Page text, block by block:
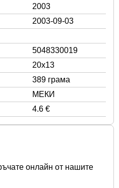
2003
2003-09-03
5048330019
20x13
389 грама
МЕКИ
4.6 €
онлайн от нашите